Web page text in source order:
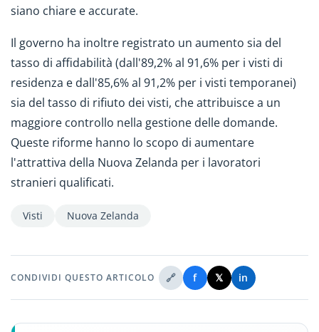
siano chiare e accurate.
Il governo ha inoltre registrato un aumento sia del
tasso di affidabilità (dall'89,2% al 91,6% per i visti di
residenza e dall'85,6% al 91,2% per i visti temporanei)
sia del tasso di rifiuto dei visti, che attribuisce a un
maggiore controllo nella gestione delle domande.
Queste riforme hanno lo scopo di aumentare
l'attrattiva della Nuova Zelanda per i lavoratori
stranieri qualificati.
Visti Nuova Zelanda
CONDIVIDI QUESTO ARTICOLO 🔗 f 𝕏 in